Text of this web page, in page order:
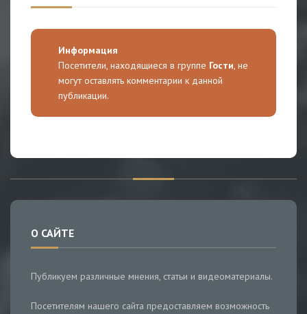
Информация
Посетители, находящиеся в группе Гости, не
могут оставлять комментарии к данной
публикации.
О САЙТЕ
Публикуем различные мнения, статьи и видеоматериалы.
Посетителям нашего сайта предоставляем возможность